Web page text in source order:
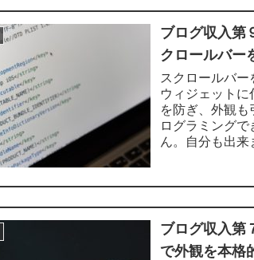
ブログ収入第
クロールバー
スクロールバ
ウィジェット
を防ぎ、外観
ログラミング
ん。自分も出来
ブログ収入
で外観を本格